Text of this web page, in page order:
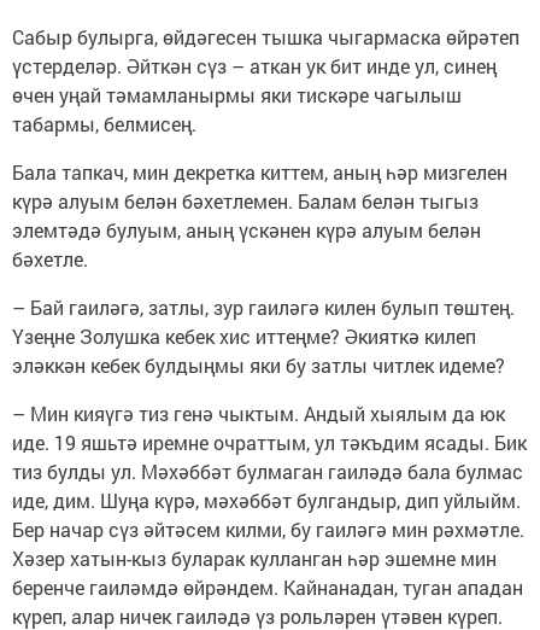
Сабыр булырга, өйдәгесен тышка чыгармаска өйрәтеп
үстерделәр. Әйткән сүз – аткан ук бит инде ул, синең
өчен уңай тәмамланырмы яки тискәре чагылыш
табармы, белмисең.
Бала тапкач, мин декретка киттем, аның һәр мизгелен
күрә алуым белән бәхетлемен. Балам белән тыгыз
элемтәдә булуым, аның үскәнен күрә алуым белән
бәхетле.
– Бай гаиләгә, затлы, зур гаиләгә килен булып төштең.
Үзеңне Золушка кебек хис иттеңме? Әкияткә килеп
эләккән кебек булдыңмы яки бу затлы читлек идеме?
– Мин кияүгә тиз генә чыктым. Андый хыялым да юк
иде. 19 яшьтә иремне очраттым, ул тәкъдим ясады. Бик
тиз булды ул. Мәхәббәт булмаган гаиләдә бала булмас
иде, дим. Шуңа күрә, мәхәббәт булгандыр, дип уйлыйм.
Бер начар сүз әйтәсем килми, бу гаиләгә мин рәхмәтле.
Хәзер хатын-кыз буларак кулланган һәр эшемне мин
беренче гаиләмдә өйрәндем. Кайнанадан, туган ападан
күреп, алар ничек гаиләдә үз рольләрен үтәвен күреп.